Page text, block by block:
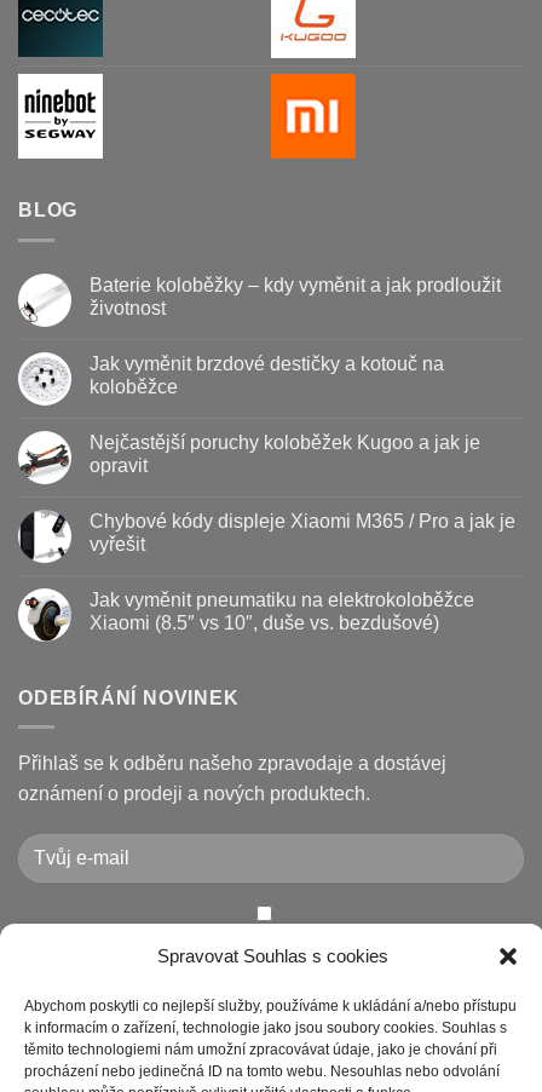
Spravovat Souhlas s cookies
Abychom poskytli co nejlepší služby, používáme k ukládání a/nebo přístupu
k informacím o zařízení, technologie jako jsou soubory cookies. Souhlas s
těmito technologiemi nám umožní zpracovávat údaje, jako je chování při
procházení nebo jedinečná ID na tomto webu. Nesouhlas nebo odvolání
BLOG
Baterie koloběžky – kdy vyměnit a jak prodloužit
životnost
textu
s
koloběžky
kdy
jak
prodloužit
životnost
Jak vyměnit brzdové destičky a kotouč na
koloběžce
u
textu
s
vyměnit
brzdové
destičky
na
koloběžce
Nejčastější poruchy koloběžek Kugoo a jak je
opravit
u
textu
s
poruchy
koloběžek
Kugoo
opravit
Chybové kódy displeje Xiaomi M365 / Pro a jak je
vyřešit
textu
s
displeje
Xiaomi
Pro
a
jak
je
Jak vyměnit pneumatiku na elektrokoloběžce
Xiaomi (8.5″ vs 10″, duše vs. bezdušové)
textu
s
vyměnit
pneumatiku
na
elektrokoloběžce
(8.5″
vs
10″,
duše
ODEBÍRÁNÍ NOVINEK
Přihlaš se k odběru našeho zpravodaje a dostávej
oznámení o prodeji a nových produktech.
Chcete-li odeslat tento formulář, musíte přijmout naše